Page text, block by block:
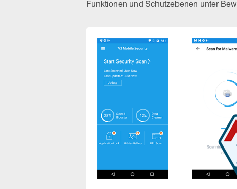
Funktionen und Schutzebenen unter